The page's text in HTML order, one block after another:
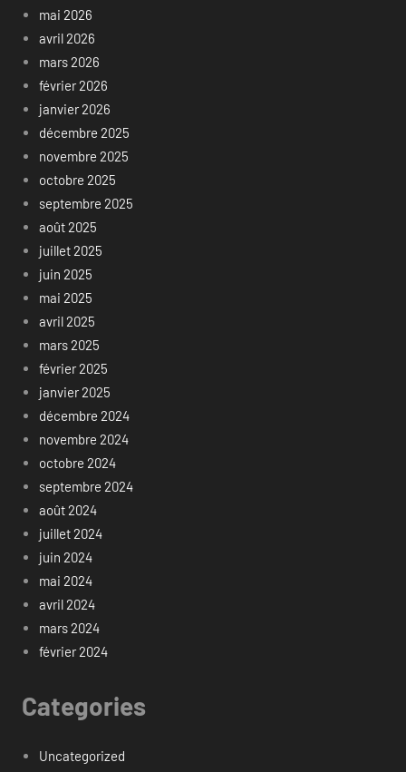
mai 2026
avril 2026
mars 2026
février 2026
janvier 2026
décembre 2025
novembre 2025
octobre 2025
septembre 2025
août 2025
juillet 2025
juin 2025
mai 2025
avril 2025
mars 2025
février 2025
janvier 2025
décembre 2024
novembre 2024
octobre 2024
septembre 2024
août 2024
juillet 2024
juin 2024
mai 2024
avril 2024
mars 2024
février 2024
Categories
Uncategorized